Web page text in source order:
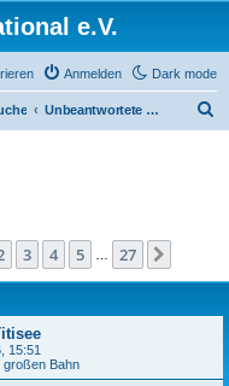
e.V.
Dark mode
Anmelden
Unbeantwortete Themen
27
3 4 5 27
15:51
großen Bahn